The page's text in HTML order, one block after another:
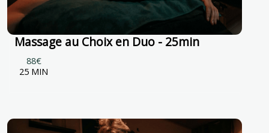
Massage au Choix en Duo - 25min
88€
25 MIN